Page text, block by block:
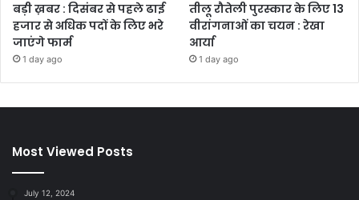
बड़ी ख़बर : दिसंबर से पहले ढाई
हजार से अधिक पदों के लिए भरे
जाएंगे फार्म
1 day ago
तीलू रौतेली पुरस्कार के लिए 13
वीरांगनाओं का चयन : रेखा
आर्या
1 day ago
Most Viewed Posts
July 12, 2024